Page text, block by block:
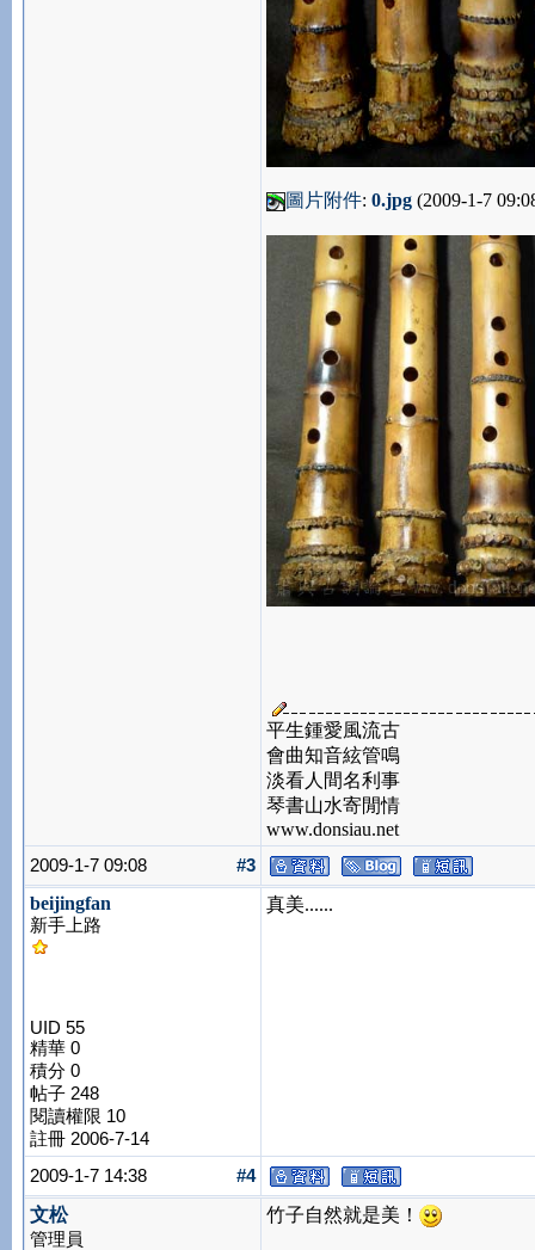
圖片附件:0.jpg (2009-1-7
平生鍾愛風流古
會曲知音絃管鳴
淡看人間名利事
琴書山水寄閒情
www.donsiau.net
2009-1-7 09:08
#3
beijingfan
新手上路
UID 55
精華 0
積分 0
帖子 248
閱讀權限 10
註冊 2006-7-14
真美......
2009-1-7 14:38
#4
文松
管理員
竹子自然就是美！